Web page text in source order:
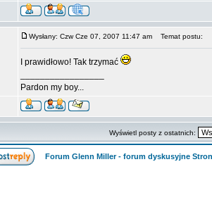
Wysłany: Czw Cze 07, 2007 11:47 am Temat postu:
I prawidłowo! Tak trzymać
Pardon my boy...
Wyświetl posty z ostatnich:
Forum Glenn Miller - forum dyskusyjne